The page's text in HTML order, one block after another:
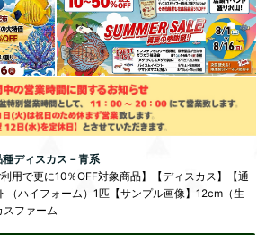
種ディスカス－青系
用で更に10％OFF対象商品】【ディスカス】【通
（ハイフォーム）1匹【サンプル画像】12cm（生
ファーム